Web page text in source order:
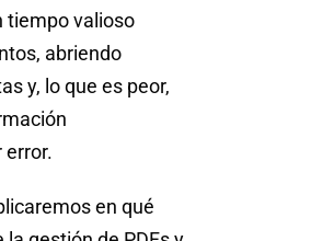
tiempo valioso
abriendo
y, lo que es peor,
error.
en qué